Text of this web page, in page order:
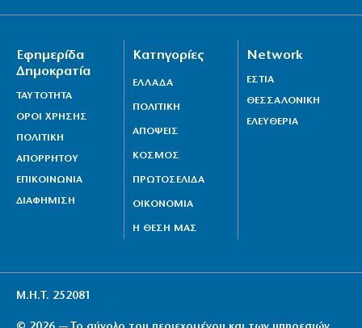
Εφημερίδα
Δημοκρατία
ΤΑΥΤΟΤΗΤΑ
ΟΡΟΙ ΧΡΗΣΗΣ
ΠΟΛΙΤΙΚΗ
ΑΠΟΡΡΗΤΟΥ
ΕΠΙΚΟΙΝΩΝΙΑ
ΔΙΑΦΗΜΙΣΗ
Κατηγορίες
ΕΛΛΑΔΑ
ΠΟΛΙΤΙΚΗ
ΑΠΟΨΕΙΣ
ΚΟΣΜΟΣ
ΠΡΩΤΟΣΕΛΙΔΑ
ΟΙΚΟΝΟΜΙΑ
Η ΘΕΣΗ ΜΑΣ
Network
ΕΣΤΙΑ
ΘΕΣΣΑΛΟΝΙΚΗ
ΕΛΕΥΘΕΡΙΑ
Μ.Η.Τ. 252081